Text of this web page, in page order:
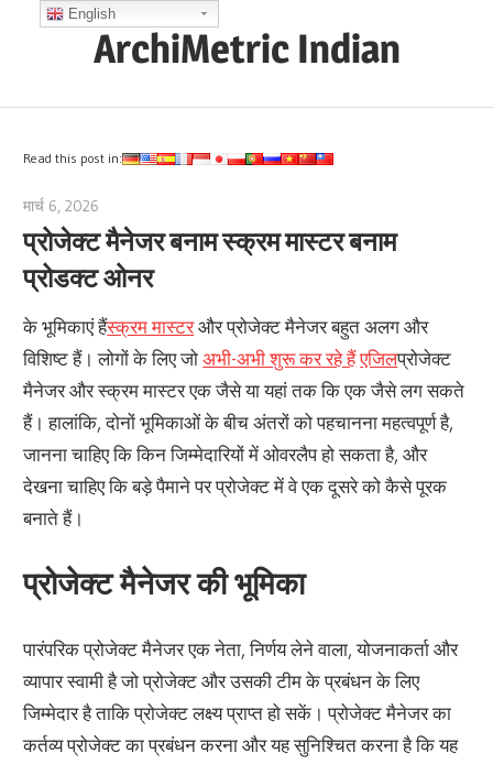
ArchiMetric Indian
Ops,
Agile
and
More
Read this post in:
मार्च 6, 2026
प्रोजेक्ट मैनेजर बनाम स्क्रम मास्टर बनाम
प्रोडक्ट ओनर
के भूमिकाएं हैंस्क्रम मास्टरऔर प्रोजेक्ट मैनेजर बहुत अलग और
विशिष्ट हैं। लोगों के लिए जोअभी-अभी शुरू कर रहे हैंएजिलप्रोजेक्ट
मैनेजर और स्क्रम मास्टर एक जैसे या यहां तक कि एक जैसे लग सकते
हैं। हालांकि, दोनों भूमिकाओं के बीच अंतरों को पहचानना महत्वपूर्ण है,
जानना चाहिए कि किन जिम्मेदारियों में ओवरलैप हो सकता है, और
देखना चाहिए कि बड़े पैमाने पर प्रोजेक्ट में वे एक दूसरे को कैसे पूरक
बनाते हैं।
प्रोजेक्ट मैनेजर की भूमिका
पारंपरिक प्रोजेक्ट मैनेजर एक नेता, निर्णय लेने वाला, योजनाकर्ता और
व्यापार स्वामी है जो प्रोजेक्ट और उसकी टीम के प्रबंधन के लिए
जिम्मेदार है ताकि प्रोजेक्ट लक्ष्य प्राप्त हो सकें। प्रोजेक्ट मैनेजर का
कर्तव्य प्रोजेक्ट का प्रबंधन करना और यह सुनिश्चित करना है कि यह
English